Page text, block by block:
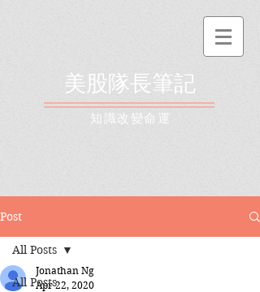
美股隊長筆記
​知識改變命運
Post
All Posts
All Posts
Jonathan Ng
Apr 22, 2020